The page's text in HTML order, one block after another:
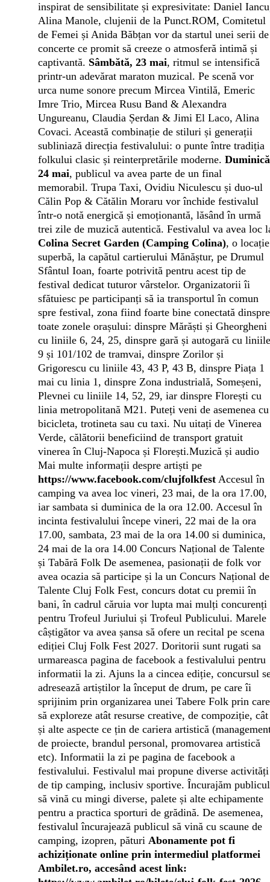
inspirat de sensibilitate și expresivitate: Daniel
Alina Manole, clujenii de la Punct.ROM, Comitetul
de Femei și Anida Băbțan vor da startul unei serii de
concerte ce promit să creeze o atmosferă intimă și
captivantă. Sâmbătă, 23 mai, ritmul se intensifică
printr-un adevărat maraton muzical. Pe scenă vor
urca nume sonore precum Mircea Vintilă, Emeric
Imre Trio, Mircea Rusu Band & Alexandra
Ungureanu, Claudia Șerdan & Jimi El Laco, Alina
Covaci. Această combinație de stiluri și generații
subliniază direcția festivalului: o punte între tradiția
folkului clasic și reinterpretările moderne.
24 mai, publicul va avea parte de un final
memorabil. Trupa Taxi, Ovidiu Niculescu și duo-ul
Călin Pop & Cătălin Moraru vor închide festivalul
într-o notă energică și emoționantă, lăsând în urmă
trei zile de muzică autentică. Festivalul va avea loc
Colina Secret Garden (Camping Colina), o locație
superbă, la capătul cartierului Mănăștur, pe Drumul
Sfântul Ioan, foarte potrivită pentru acest tip de
festival dedicat tuturor vârstelor. Organizatorii îi
sfătuiesc pe participanți să ia transportul în comun
spre festival, zona fiind foarte bine conectată dinspre
toate zonele orașului: dinspre Mărăști și Gheorgheni
cu liniile 6, 24, 25, dinspre gară și autogară cu liniile
9 și 101/102 de tramvai, dinspre Zorilor și
Grigorescu cu liniile 43, 43 P, 43 B, dinspre Piața 1
mai cu linia 1, dinspre Zona industrială, Someșeni,
Plevnei cu liniile 14, 52, 29, iar dinspre Florești cu
linia metropolitană M21. Puteți veni de asemenea cu
bicicleta, trotineta sau cu taxi. Nu uitați de Vinerea
Verde, călătorii beneficiind de transport gratuit
vinerea în Cluj-Napoca și Florești.Muzică și audio
Mai multe informații despre artiști pe
https://www.facebook.com/clujfolkfest Accesul în
camping va avea loc vineri, 23 mai, de la ora 17.00,
iar sambata si duminica de la ora 12.00. Accesul în
incinta festivalului începe vineri, 22 mai de la ora
17.00, sambata, 23 mai de la ora 14.00 si duminica,
24 mai de la ora 14.00 Concurs Național de Talente
și Tabără Folk De asemenea, pasionații de folk vor
avea ocazia să participe și la un Concurs Național de
Talente Cluj Folk Fest, concurs dotat cu premii în
bani, în cadrul căruia vor lupta mai mulți concurenți
pentru Trofeul Juriului și Trofeul Publicului. Marele
câștigător va avea șansa să ofere un recital pe scena
ediției Cluj Folk Fest 2027. Doritorii sunt rugati sa
urmareasca pagina de facebook a festivalului pentru
informatii la zi. Ajuns la a cincea ediție, concursul
adresează artiștilor la început de drum, pe care îi
sprijinim prin organizarea unei Tabere Folk prin care
să exploreze atât resurse creative, de compoziție, cât
și alte aspecte ce țin de cariera artistică
de proiecte, brandul personal, promovarea artistică
etc). Informatii la zi pe pagina de facebook a
festivalului. Festivalul mai propune diverse activități
de tip camping, inclusiv sportive. Încurajăm publicul
să vină cu mingi diverse, palete și alte echipamente
pentru a practica sporturi de grădină. De asemenea,
festivalul încurajează publicul să vină cu scaune de
camping, izopren, pături Abonamente pot fi
achiziționate online prin intermediul platformei
Ambilet.ro, accesând acest link: